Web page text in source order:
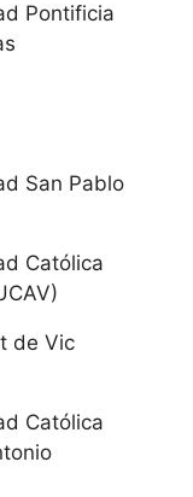
Pontificia
San Pablo
Católica
de Vic
Católica